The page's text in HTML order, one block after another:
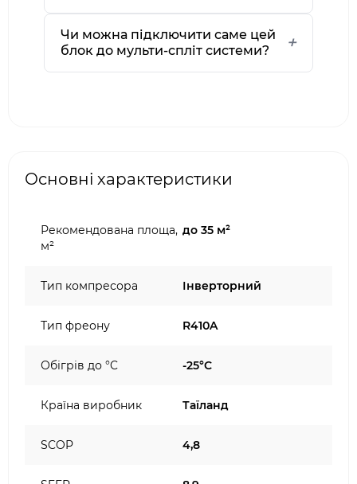
Чи можна підключити саме цей
блок до мульти-спліт системи?
Основні характеристики
Рекомендована площа,
м²
до 35 м²
Тип компресора Інверторний
Тип фреону R410A
Обігрів до °C -25°C
Країна виробник Таїланд
SCOP 4,8